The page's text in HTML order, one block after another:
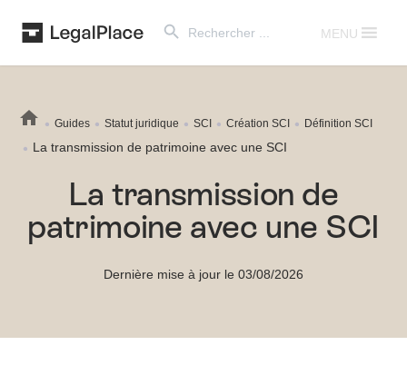
for:
MENU
Guides Statut juridique SCI Création SCI Définition SCI
La transmission de patrimoine avec une SCI
La transmission de
patrimoine avec une SCI
Dernière mise à jour le 03/08/2026